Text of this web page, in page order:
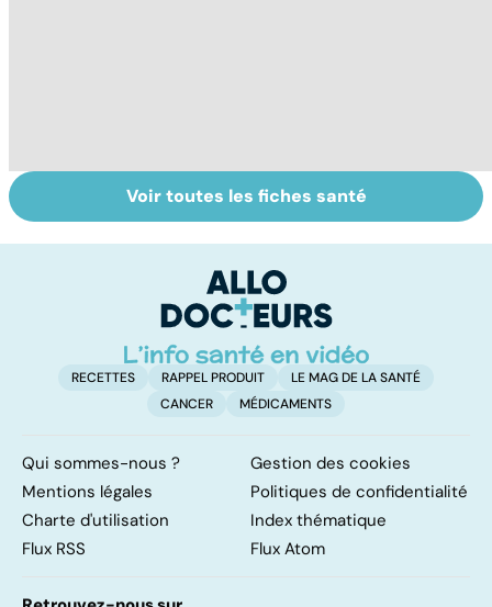
Suicide : prévenir
le passage à
Le TDAH, un
trouble de
ou sans
hyperactivité
Voir toutes les fiches santé
RECETTES RAPPEL PRODUIT
LE MAG DE LA SANTÉ
CANCER
MÉDICAMENTS
Qui sommes-nous ?
Gestion des cookies
Mentions légales
Politiques de confidentialité
Charte d'utilisation
Index thématique
Flux RSS
Flux Atom